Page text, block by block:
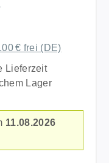
€ frei (DE)
Lieferzeit
Lager
11.08.2026